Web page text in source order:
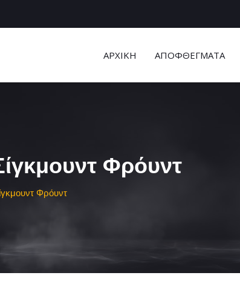
ΑΡΧΙΚΗ ΑΠΟΦΘΕΓΜΑΤΑ
Φρόυντ
Φρόυντ